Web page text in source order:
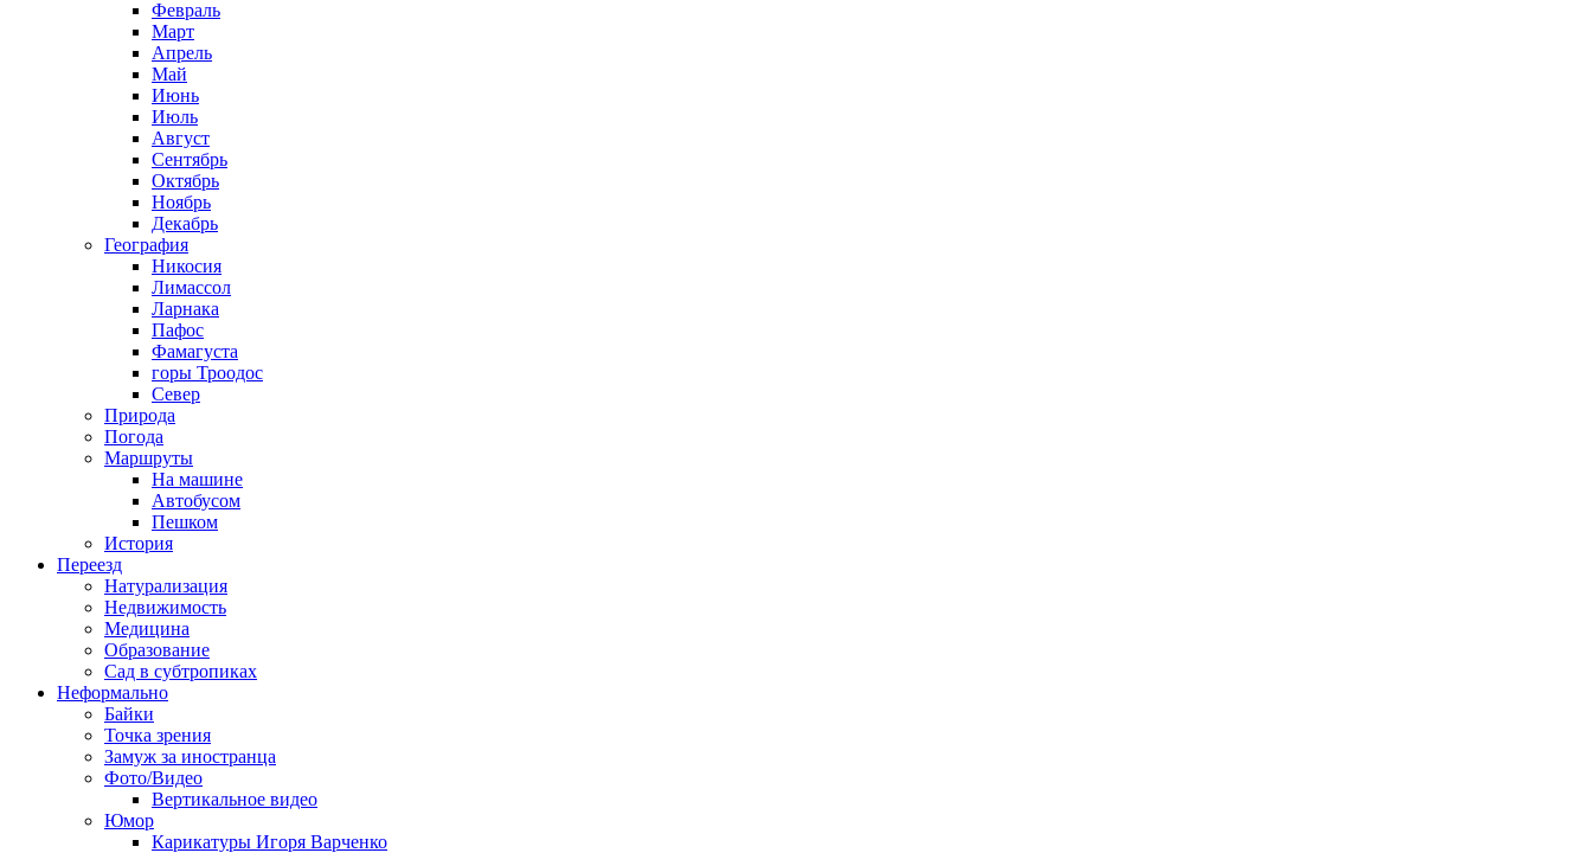
Февраль
Март
Апрель
Май
Июнь
Июль
Август
Сентябрь
Октябрь
Ноябрь
Декабрь
География
Никосия
Лимассол
Ларнака
Пафос
Фамагуста
горы Троодос
Север
Природа
Погода
Маршруты
На машине
Автобусом
Пешком
История
Переезд
Натурализация
Недвижимость
Медицина
Образование
Сад в субтропиках
Неформально
Байки
Точка зрения
Замуж за иностранца
Фото/Видео
Вертикальное видео
Юмор
Карикатуры Игоря Варченко